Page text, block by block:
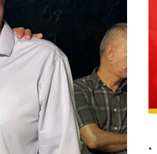
.